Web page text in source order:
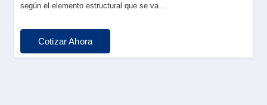
según el elemento estructural que se va…
Cotizar Ahora